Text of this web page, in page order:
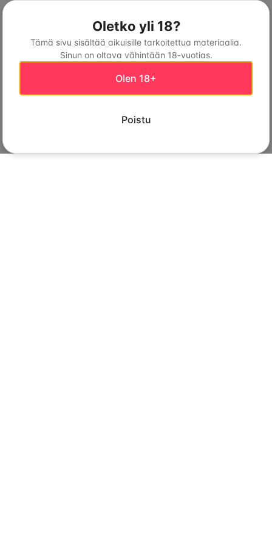
Oletko yli 18?
Tämä sivu sisältää aikuisille tarkoitettua materiaalia.
Sinun on oltava vähintään 18-vuotias.
Olen 18+
Poistu